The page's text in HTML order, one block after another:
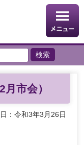
市会）
：令和3年3月26日